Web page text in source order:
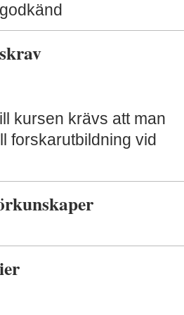
kursen krävs att man
forskarutbildning vid